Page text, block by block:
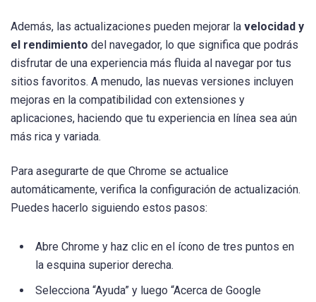
Además, las actualizaciones pueden mejorar la velocidad y
el rendimiento del navegador, lo que significa que podrás
disfrutar de una experiencia más fluida al navegar por tus
sitios favoritos. A menudo, las nuevas versiones incluyen
mejoras en la compatibilidad con extensiones y
aplicaciones, haciendo que tu experiencia en línea sea aún
más rica y variada.
Para asegurarte de que Chrome se actualice
automáticamente, verifica la configuración de actualización.
Puedes hacerlo siguiendo estos pasos:
Abre Chrome y haz clic en el ícono de tres puntos en
la esquina superior derecha.
Selecciona “Ayuda” y luego “Acerca de Google